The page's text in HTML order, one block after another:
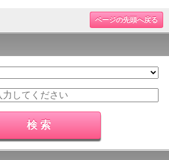
ページの先頭へ戻る